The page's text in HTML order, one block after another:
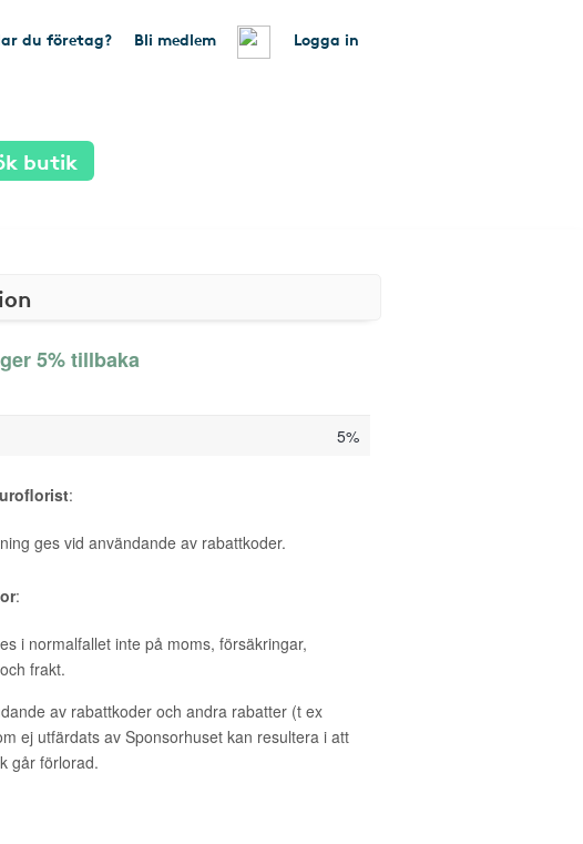
du företag? Bli medlem Logga in
butik
5% tillbaka
5%
:
ges vid användande av rabattkoder.
:
i normalfallet inte på moms, försäkringar,
frakt.
av rabattkoder och andra rabatter (t ex
ej utfärdats av Sponsorhuset kan resultera i att
går förlorad.